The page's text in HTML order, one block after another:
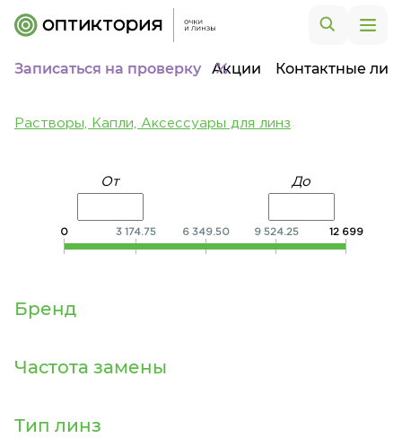
Записаться на проверку Акции Контактные
Растворы, Капли, Аксессуары для линз
От До
0 3 174.75 6 349.50 9 524.25 12 699
Бренд
Частота замены
Тип линз